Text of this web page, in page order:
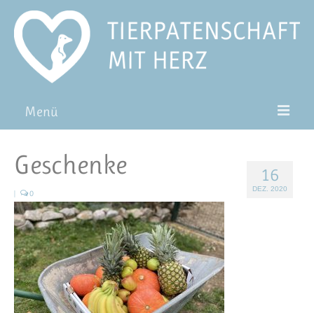
Menü
Pat*in werden
Patenschaft verschenken
Blog
FAQ
16
DEZ. 2020
Geschenke
| 0